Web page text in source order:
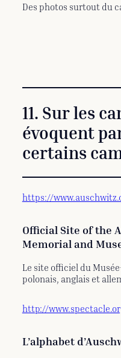
Des photos surtout du
11. Sur les
évoquent
certains
https://
Official Site of the
Memorial and
Le site officiel du
polonais, anglais et
http://
L’alphabet